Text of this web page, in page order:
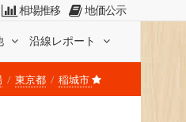
沿線レポート
相場推移 地価公示
東京都 稲城市